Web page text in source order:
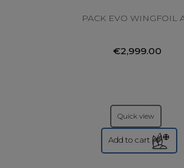
PACK EVO WINGFOIL
€2,999.00
Quick view
Add to cart